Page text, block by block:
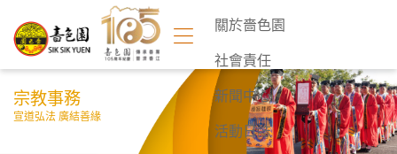
關於嗇色園
社會責任
新聞中心
活動日誌
宗教事務
宣道弘法 廣結善緣